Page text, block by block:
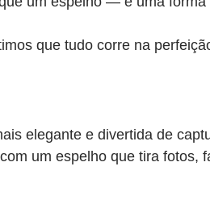
que tudo corre na
elegante e divertida de
um espelho que tira fotos,